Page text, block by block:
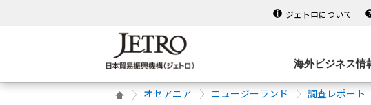
ジェトロについて
海外ビジネス情
オセアニア ニュージーランド 調査レポート